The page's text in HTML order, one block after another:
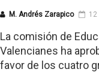
M. Andrés Zarapico 12
La comisión de
Valencianes ha
favor de los cuatro